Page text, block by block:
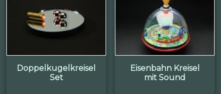
Doppelkugelkreisel
Set
Eisenbahn Kreisel
mit Sound